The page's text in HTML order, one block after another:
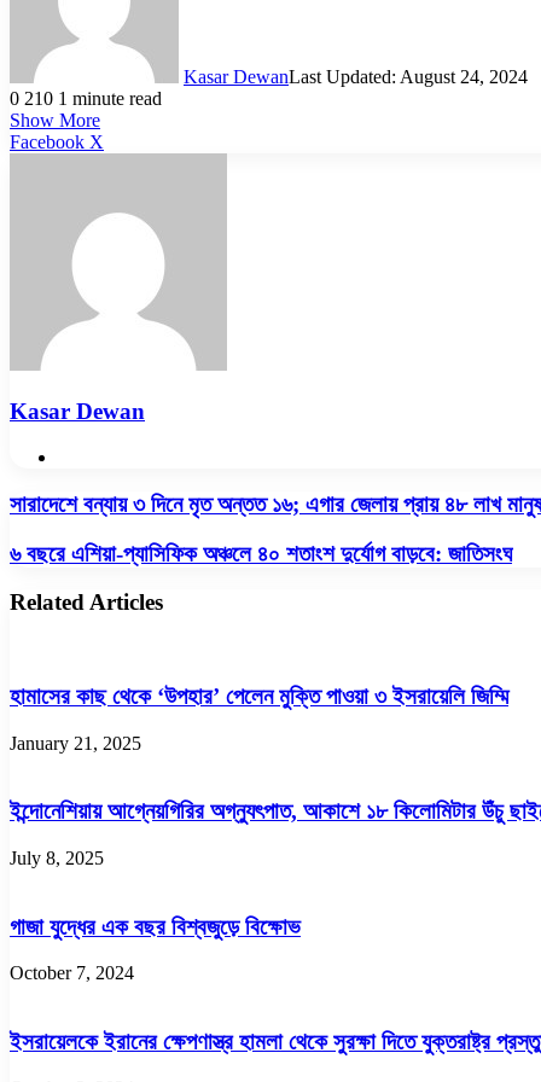
Kasar DewanLast Updated: August 24, 2024
0 210 1 minute read
Show More
Facebook X
Kasar Dewan
সারাদেশে
৩
দিনে
অন্তত
প্রায়
লাখ
সারাদেশে বন্যায় ৩ দিনে মৃত অন্তত ১৬; এগার জেলায় প্রায় ৪৮ লাখ
৬
এশিয়া-
প্যাসিফিক
দুর্যোগ
জাতিসংঘ
৬ বছরে এশিয়া-প্যাসিফিক অঞ্চলে ৪০ শতাংশ দুর্যোগ বাড়বে: জাতিসংঘ
Related Articles
হামাসের কাছ থেকে ‘উপহার’ পেলেন মুক্তি পাওয়া ৩ ইসরায়েলি জিম্মি
January 21, 2025
ইন্দোনেশিয়ায় আগ্নেয়গিরির অগ্ন্যুৎপাত, আকাশে ১৮ কিলোমিটার উঁচু
July 8, 2025
গাজা যুদ্ধের এক বছর বিশ্বজুড়ে বিক্ষোভ
October 7, 2024
ইসরায়েলকে ইরানের ক্ষেপণাস্ত্র হামলা থেকে সুরক্ষা দিতে যুক্তরাষ্ট্র